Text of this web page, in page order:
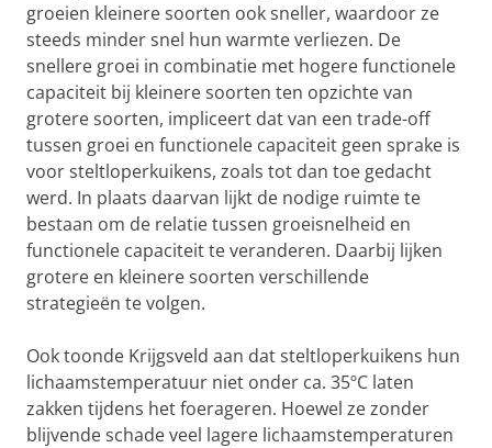
groeien kleinere soorten ook sneller, waardoor ze
steeds minder snel hun warmte verliezen. De
snellere groei in combinatie met hogere functionele
capaciteit bij kleinere soorten ten opzichte van
grotere soorten, impliceert dat van een trade-off
tussen groei en functionele capaciteit geen sprake is
voor steltloperkuikens, zoals tot dan toe gedacht
werd. In plaats daarvan lijkt de nodige ruimte te
bestaan om de relatie tussen groeisnelheid en
functionele capaciteit te veranderen. Daarbij lijken
grotere en kleinere soorten verschillende
strategieën te volgen.
Ook toonde Krijgsveld aan dat steltloperkuikens hun
lichaamstemperatuur niet onder ca. 35ºC laten
zakken tijdens het foerageren. Hoewel ze zonder
blijvende schade veel lagere lichaamstemperaturen